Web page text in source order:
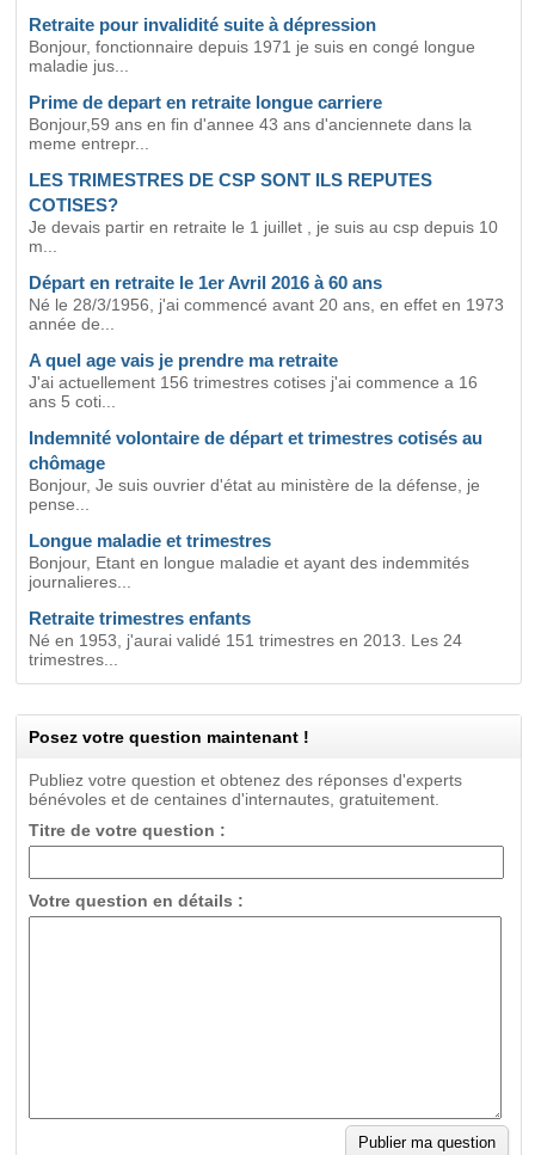
Retraite pour invalidité suite à dépression
Bonjour, fonctionnaire depuis 1971 je suis en congé longue
maladie jus...
Prime de depart en retraite longue carriere
Bonjour,59 ans en fin d'annee 43 ans d'anciennete dans la
meme entrepr...
LES TRIMESTRES DE CSP SONT ILS REPUTES
COTISES?
Je devais partir en retraite le 1 juillet , je suis au csp depuis 10
m...
Départ en retraite le 1er Avril 2016 à 60 ans
Né le 28/3/1956, j'ai commencé avant 20 ans, en effet en 1973
année de...
A quel age vais je prendre ma retraite
J'ai actuellement 156 trimestres cotises j'ai commence a 16
ans 5 coti...
Indemnité volontaire de départ et trimestres cotisés au
chômage
Bonjour, Je suis ouvrier d'état au ministère de la défense, je
pense...
Longue maladie et trimestres
Bonjour, Etant en longue maladie et ayant des indemmités
journalieres...
Retraite trimestres enfants
Né en 1953, j'aurai validé 151 trimestres en 2013. Les 24
trimestres...
Posez votre question maintenant !
Publiez votre question et obtenez des réponses d'experts
bénévoles et de centaines d'internautes, gratuitement.
Titre de votre question :
Votre question en détails :